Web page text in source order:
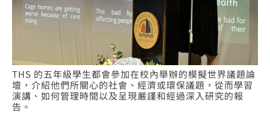
THS 的五年級學生都會參加在校內舉辦的模擬世界議題論
壇，介紹他們所關心的社會、經濟或環保議題，從而學習
演講、如何管理時間以及呈現嚴謹和經過深入研究的報
告。